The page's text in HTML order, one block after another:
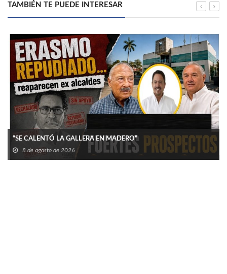
TAMBIÉN TE PUEDE INTERESAR
“SE CALENTÓ LA GALLERA EN MADERO”
8 de agosto de 2026